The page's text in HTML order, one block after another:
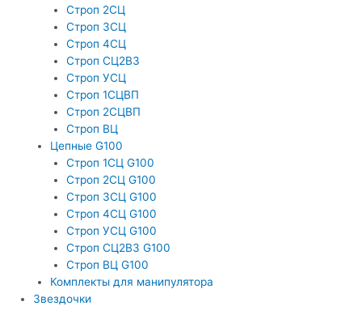
Строп 2СЦ
Строп 3СЦ
Строп 4СЦ
Строп СЦ2В3
Строп УСЦ
Строп 1СЦВП
Строп 2СЦВП
Строп ВЦ
Цепные G100
Строп 1СЦ G100
Строп 2СЦ G100
Строп 3СЦ G100
Строп 4СЦ G100
Строп УСЦ G100
Строп СЦ2ВЗ G100
Строп ВЦ G100
Комплекты для манипулятора
Звездочки